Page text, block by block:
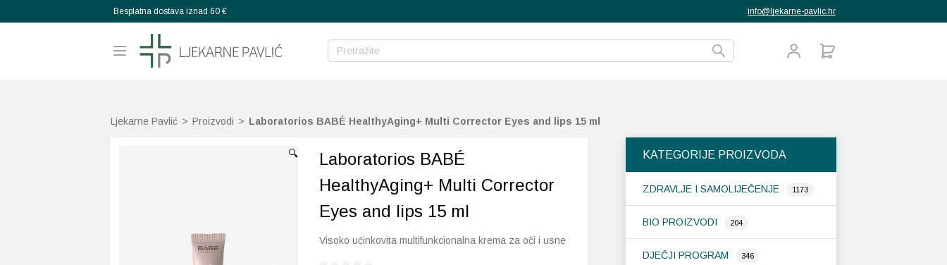
Besplatna dostava iznad 60 € info@ljekarne-pavlic.hr
Ljekarne Pavlić > Proizvodi > Laboratorios BABÉ HealthyAging+ Multi Corrector Eyes and lips 15 ml
KATEGORIJE PROIZVODA
ZDRAVLJE I SAMOLIJEČENJE 1173
BIO PROIZVODI 204
DJEČJI PROGRAM 346
🔍
Laboratorios BABÉ
HealthyAging+ Multi Corrector
Eyes and lips 15 ml
Visoko učinkovita multifunkcionalna krema za oči i usne